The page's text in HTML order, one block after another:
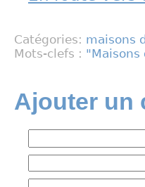
Catégories: maisons
Mots-clefs : "Maisons
Ajouter un